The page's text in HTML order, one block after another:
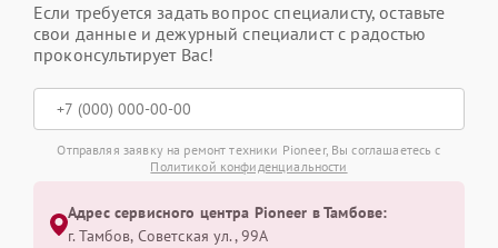
Если требуется задать вопрос специалисту, оставьте
свои данные и дежурный специалист с радостью
проконсультирует Вас!
Отправляя заявку на ремонт техники Pioneer, Вы соглашаетесь с
Политикой конфиденциальности
Адрес сервисного центра Pioneer в Тамбове:
г. Тамбов, Советская ул., 99А